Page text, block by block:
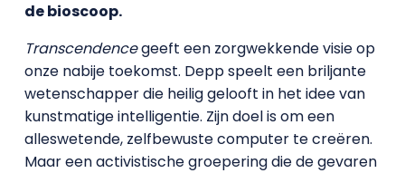
de bioscoop.
Transcendencegeeft een zorgwekkende visie op
onze nabije toekomst. Depp speelt een briljante
wetenschapper die heilig gelooft in het idee van
kunstmatige intelligentie. Zijn doel is om een
alleswetende, zelfbewuste computer te creëren.
Maar een activistische groepering die de gevaren